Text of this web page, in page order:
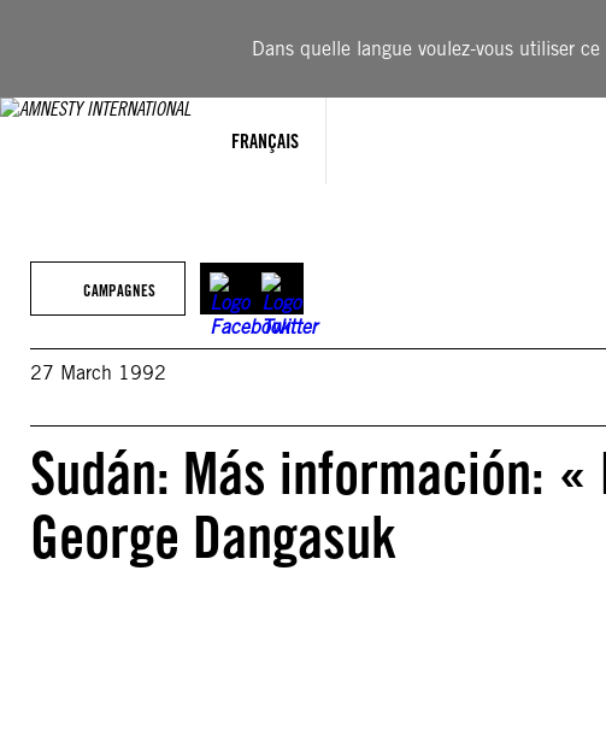
Dans quelle langue voulez-vous utiliser ce
FRANÇAIS
CAMPAGNES
27 March 1992
Sudán: Más información:
George Dangasuk